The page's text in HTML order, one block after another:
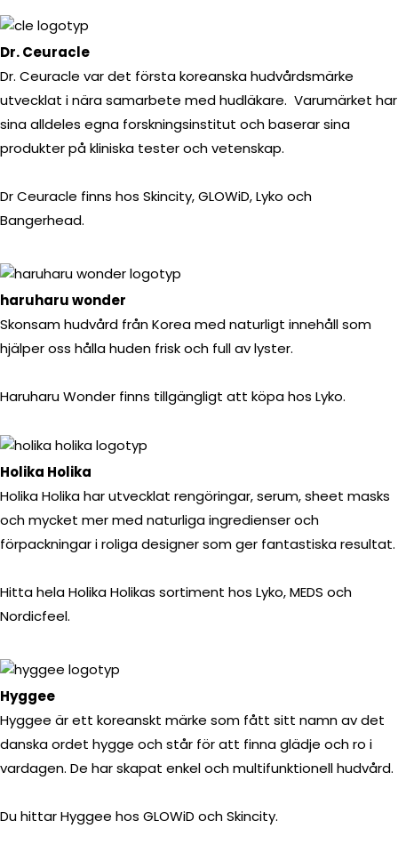
Dr. Ceuracle
Dr. Ceuracle var det första koreanska hudvårdsmärke
utvecklat i nära samarbete med hudläkare. Varumärket har
sina alldeles egna forskningsinstitut och baserar sina
produkter på kliniska tester och vetenskap.
Dr Ceuracle finns hos Skincity, GLOWiD, Lyko och
Bangerhead.
haruharu wonder
Skonsam hudvård från Korea med naturligt innehåll som
hjälper oss hålla huden frisk och full av lyster.
Haruharu Wonder finns tillgängligt att köpa hos Lyko.
Holika Holika
Holika Holika har utvecklat rengöringar, serum, sheet masks
och mycket mer med naturliga ingredienser och
förpackningar i roliga designer som ger fantastiska resultat.
Hitta hela Holika Holikas sortiment hos Lyko, MEDS och
Nordicfeel.
Hyggee
Hyggee är ett koreanskt märke som fått sitt namn av det
danska ordet hygge och står för att finna glädje och ro i
vardagen. De har skapat enkel och multifunktionell hudvård.
Du hittar Hyggee hos GLOWiD och Skincity.